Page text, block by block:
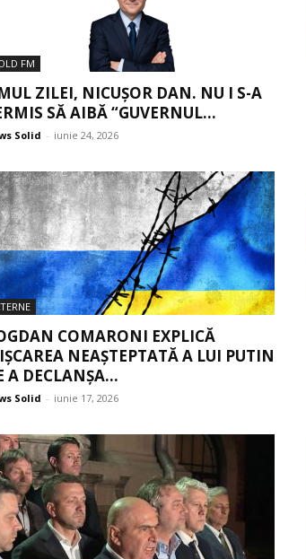
FM
ZILEI, NICUȘOR DAN. NU I S-A
SĂ AIBĂ “GUVERNUL...
Solid - iunie 24, 2026
COMARONI EXPLICĂ
NEAȘTEPTATĂ A LUI PUTIN
A DECLANȘA...
Solid - iunie 17, 2026